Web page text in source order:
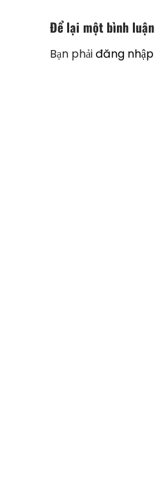
Để lại một bình luận
Bạn phảiđăng nhập